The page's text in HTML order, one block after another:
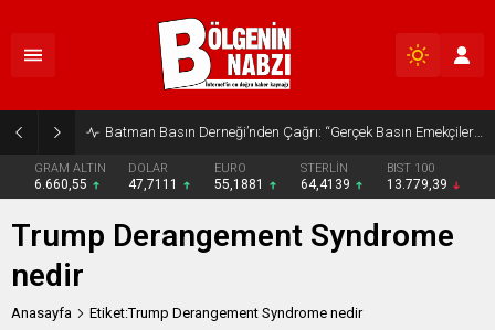
Batman Basın Derneği’nden Çağrı: “Gerçek Basın Emekçileri Desteklenmeli”
GRAM ALTIN
6.660,55
DOLAR
47,7111
EURO
55,1881
STERLİN
64,4139
BIST 100
13.779,39
Trump Derangement Syndrome
nedir
Anasayfa Etiket:Trump Derangement Syndrome nedir